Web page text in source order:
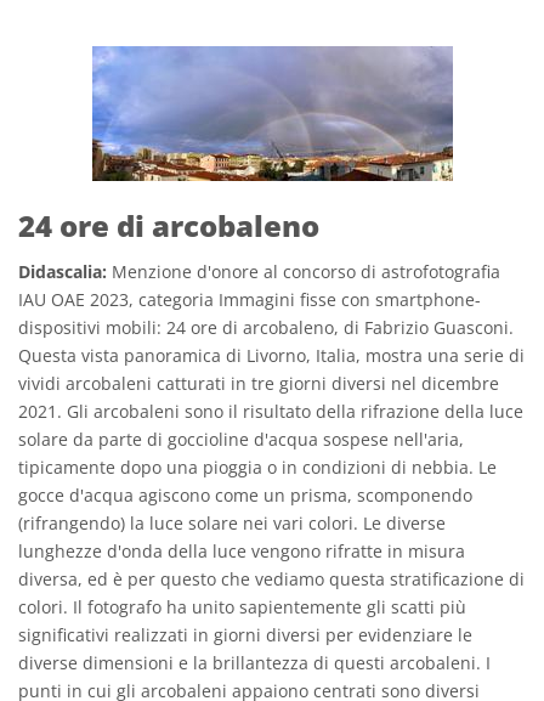
24 ore di arcobaleno
Didascalia: Menzione d'onore al concorso di astrofotografia
IAU OAE 2023, categoria Immagini fisse con smartphone-
dispositivi mobili: 24 ore di arcobaleno, di Fabrizio Guasconi.
Questa vista panoramica di Livorno, Italia, mostra una serie di
vividi arcobaleni catturati in tre giorni diversi nel dicembre
2021. Gli arcobaleni sono il risultato della rifrazione della luce
solare da parte di goccioline d'acqua sospese nell'aria,
tipicamente dopo una pioggia o in condizioni di nebbia. Le
gocce d'acqua agiscono come un prisma, scomponendo
(rifrangendo) la luce solare nei vari colori. Le diverse
lunghezze d'onda della luce vengono rifratte in misura
diversa, ed è per questo che vediamo questa stratificazione di
colori. Il fotografo ha unito sapientemente gli scatti più
significativi realizzati in giorni diversi per evidenziare le
diverse dimensioni e la brillantezza di questi arcobaleni. I
punti in cui gli arcobaleni appaiono centrati sono diversi